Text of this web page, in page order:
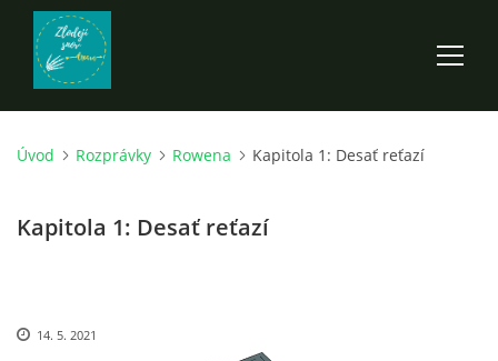
ÚVOD
ROZPRÁVKY
Úvod Rozprávky Rowena Kapitola 1: Desať reťazí
Kapitola 1: Desať reťazí
14. 5. 2021